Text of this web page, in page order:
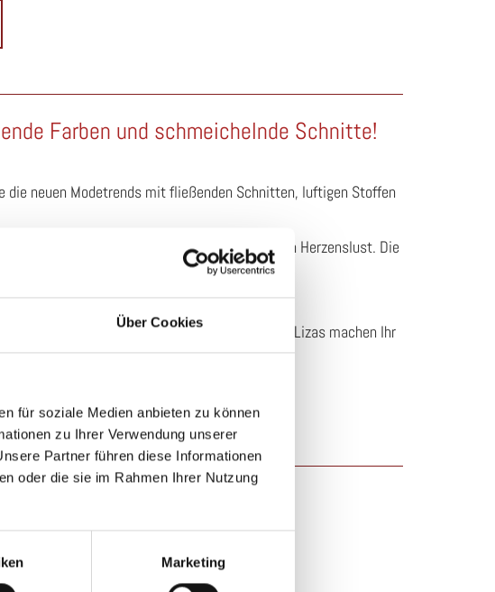
Über Cookies
für soziale Medien anbieten zu können
zu Ihrer Verwendung unserer
Partner führen diese Informationen
oder die sie im Rahmen Ihrer Nutzung
Marketing
Farben und schmeichelnde Schnitte!
die neuen Modetrends mit fließenden Schnitten, luftigen Stoffen
sich umfassend beraten oder stöbern Sie nach Herzenslust. Die
von VOI und Schmuck von PILGRIM und Lizas machen Ihr